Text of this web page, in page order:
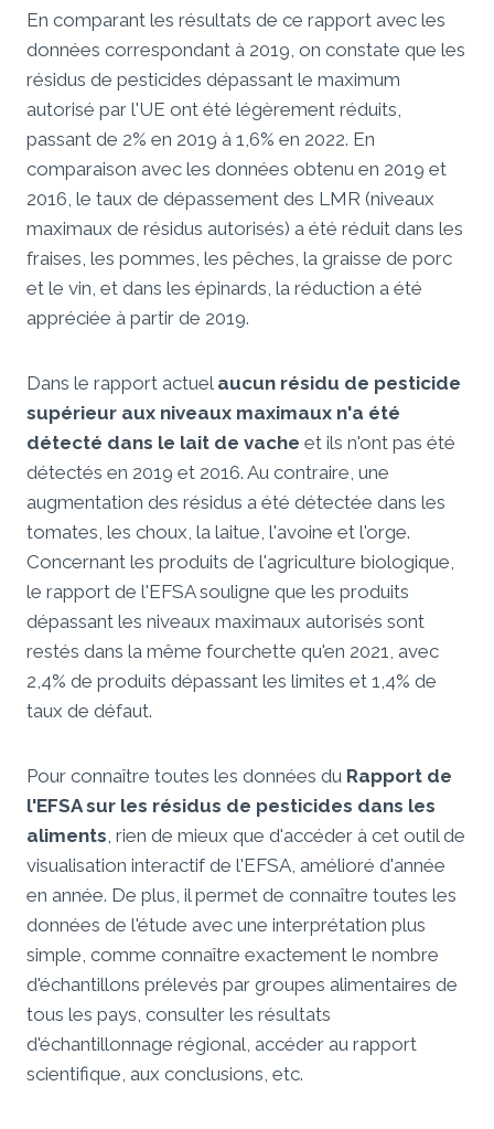
En comparant les résultats de ce rapport avec les
données correspondant à 2019, on constate que les
résidus de pesticides dépassant le maximum
autorisé par l'UE ont été légèrement réduits,
passant de 2% en 2019 à 1,6% en 2022. En
comparaison avec les données obtenu en 2019 et
2016, le taux de dépassement des LMR (niveaux
maximaux de résidus autorisés) a été réduit dans les
fraises, les pommes, les pêches, la graisse de porc
et le vin, et dans les épinards, la réduction a été
appréciée à partir de 2019.
Dans le rapport actuel aucun résidu de pesticide
supérieur aux niveaux maximaux n'a été
détecté dans le lait de vache et ils n'ont pas été
détectés en 2019 et 2016. Au contraire, une
augmentation des résidus a été détectée dans les
tomates, les choux, la laitue, l'avoine et l'orge.
Concernant les produits de l'agriculture biologique,
le rapport de l'EFSA souligne que les produits
dépassant les niveaux maximaux autorisés sont
restés dans la même fourchette qu'en 2021, avec
2,4% de produits dépassant les limites et 1,4% de
taux de défaut.
Pour connaître toutes les données du Rapport de
l'EFSA sur les résidus de pesticides dans les
aliments, rien de mieux que d'accéder à cet outil de
visualisation interactif de l'EFSA, amélioré d'année
en année. De plus, il permet de connaître toutes les
données de l'étude avec une interprétation plus
simple, comme connaître exactement le nombre
d'échantillons prélevés par groupes alimentaires de
tous les pays, consulter les résultats
d'échantillonnage régional, accéder au rapport
scientifique, aux conclusions, etc.